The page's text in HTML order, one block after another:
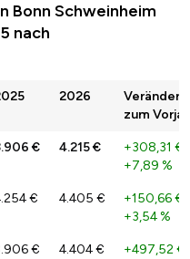
Bonn Schweinheim
nach
2026
zum
€ 4.215 € +308,31 €
+7,89 %
€ 4.405 € +150,66 €
+3,54 %
€ 4.404 € +497,52 €